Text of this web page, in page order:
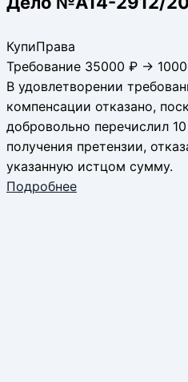
КупиПрава
Требование 35000 ₽ →
В удовлетворении
компенсации отказано,
добровольно перечислил
получения претензии,
указанную истцом сумму.
Подробнее